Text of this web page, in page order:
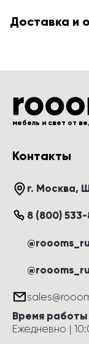
Доставка и
мебель и свет от
Контакты
г. Москва,
8 (800)
Время работы
Ежедневно |